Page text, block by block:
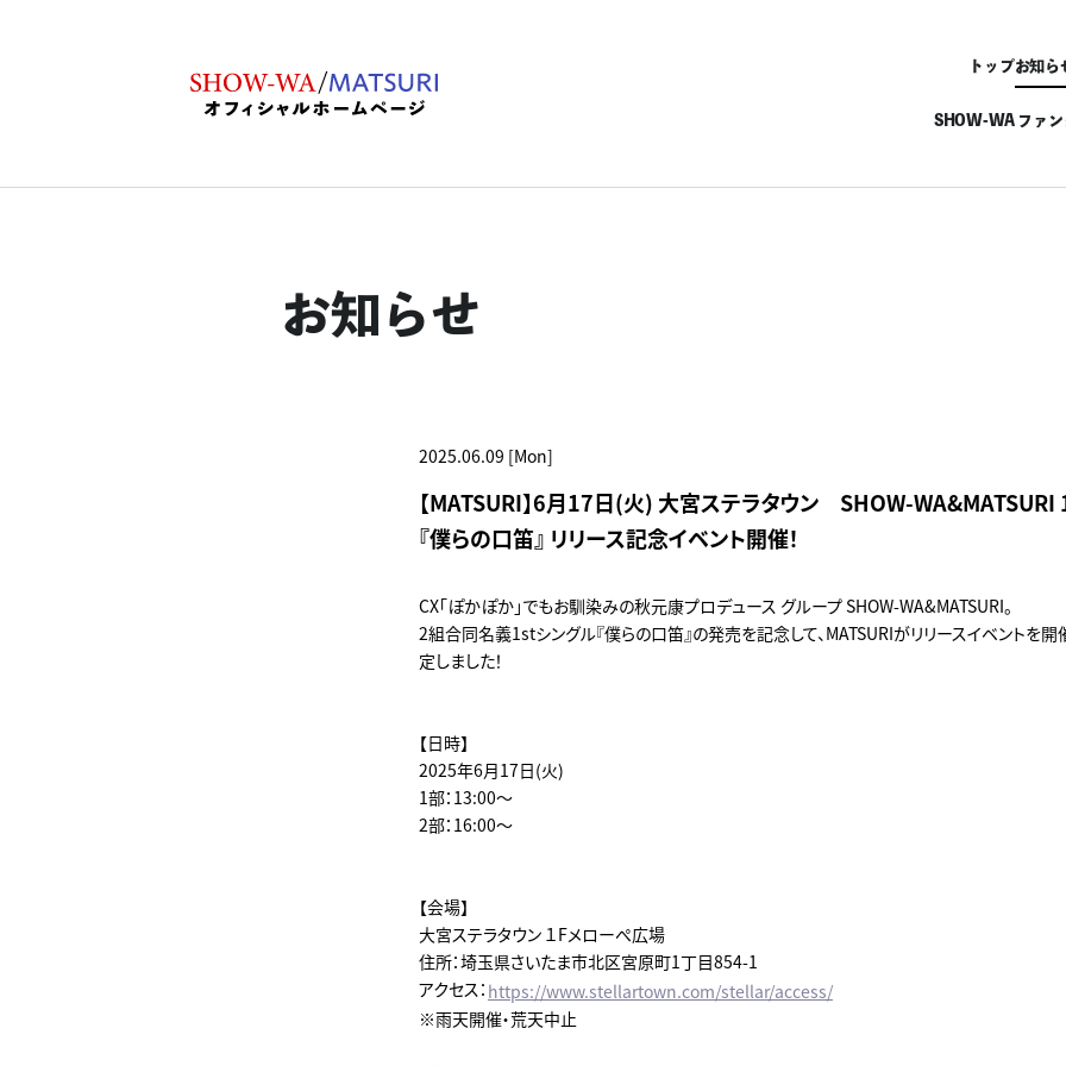
トップお知ら
SHOW-WA ファン
お知らせ
2025.06.09 [Mon]
【MATSURI】6月17日(火) 大宮ステラタウン SHOW-WA&MATSURI
『僕らの口笛』 リリース記念イベント開催！
CX「ぽかぽか」でもお馴染みの秋元康プロデュース グループ SHOW-WA&MATSURI。
2組合同名義1stシングル『僕らの口笛』の発売を記念して、MATSURIがリリースイベントを
定しました！
【日時】
2025年6月17日(火)
1部：13:00～
2部：16:00～
【会場】
大宮ステラタウン １Fメローぺ広場
住所：埼玉県さいたま市北区宮原町1丁目854-1
アクセス： https://www.stellartown.com/stellar/access/
※雨天開催・荒天中止